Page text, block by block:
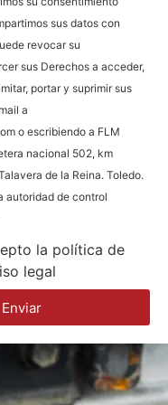
sus datos con
revocar su
sus Derechos a acceder,
portar y suprimir sus
a
o escribiendo a FLM
nacional 502, km
de la Reina. Toledo.
autoridad de control
la política de
legal
Enviar